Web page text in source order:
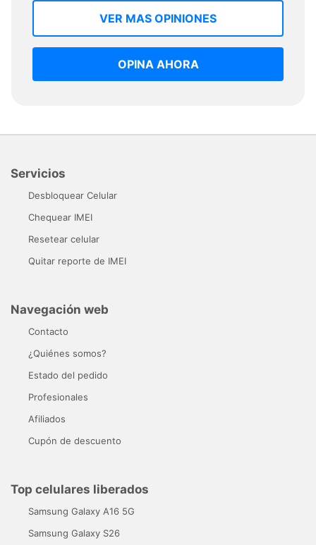
VER MAS OPINIONES
OPINA AHORA
Servicios
Desbloquear Celular
Chequear IMEI
Resetear celular
Quitar reporte de IMEI
Navegación web
Contacto
¿Quiénes somos?
Estado del pedido
Profesionales
Afiliados
Cupón de descuento
Top celulares liberados
Samsung Galaxy A16 5G
Samsung Galaxy S26